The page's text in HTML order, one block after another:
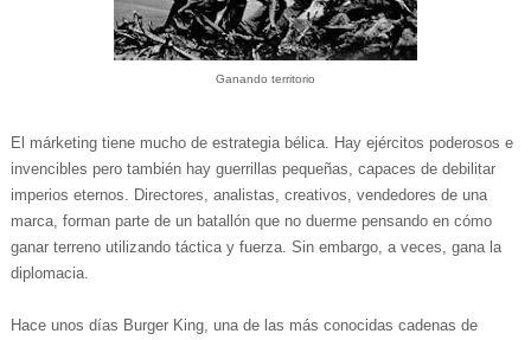
Ganando territorio
El márketing tiene mucho de estrategia bélica. Hay ejércitos poderosos e
invencibles pero también hay guerrillas pequeñas, capaces de debilitar
imperios eternos. Directores, analistas, creativos, vendedores de una
marca, forman parte de un batallón que no duerme pensando en cómo
ganar terreno utilizando táctica y fuerza. Sin embargo, a veces, gana la
diplomacia.
Hace unos días Burger King, una de las más conocidas cadenas de